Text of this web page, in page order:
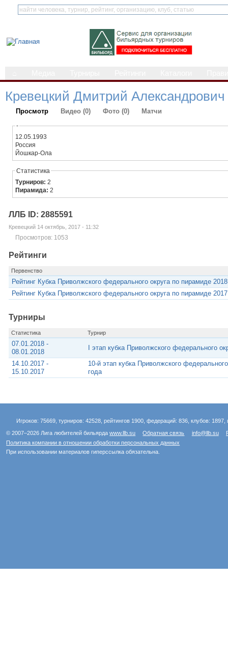
Кревецкий Дмитрий Александрович
Просмотр Видео (0) Фото (0) Матчи
-
12.05.1993
Россия
Йошкар-Ола
Статистика
Турниров:2
Пирамида:2
ЛЛБ ID: 2885591
Кревецкий 14 октябрь, 2017 - 11:32
Просмотров: 1053
Рейтинги
Первенство
Рейтинг Кубка Приволжского федерального округа по пирамиде 2018
Рейтинг Кубка Приволжского федерального округа по пирамиде
Турниры
Статистика Турнир
07.01.2018 -
08.01.2018
I этап кубка Приволжского федерального
14.10.2017 -
15.10.2017
10-й этап кубка Приволжского
года
Игроков: 75669, турниров: 42528, рейтингов 1900, федераций: 836, клубов:
© 2007–2026 Лига любителей бильярдаwww.llb.su Обратная связь info@llb.su
Политика компании в отношении обработки персональных данных
При использовании материалов гиперссылка обязательна.